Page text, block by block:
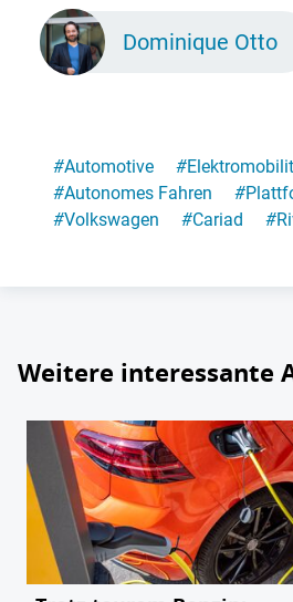
Dominique Otto
#Automotive #
#Autonomes Fahren #
#Volkswagen #Cariad #
Weitere interessante